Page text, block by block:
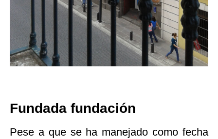
Fundada fundación
Pese a que se ha manejado como fecha